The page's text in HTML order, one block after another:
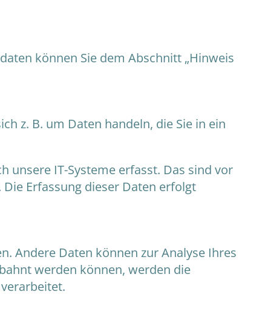
können Sie dem Abschnitt „Hinweis
z. B. um Daten handeln, die Sie in ein
unsere IT-Systeme erfasst. Das sind vor
Erfassung dieser Daten erfolgt
Andere Daten können zur Analyse Ihres
werden können, werden die